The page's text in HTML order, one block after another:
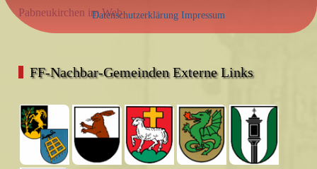
Pabneukirchen im Web
FF-Nachbar-Gemeinden Externe Links
Datenschutzerklärung Impressum